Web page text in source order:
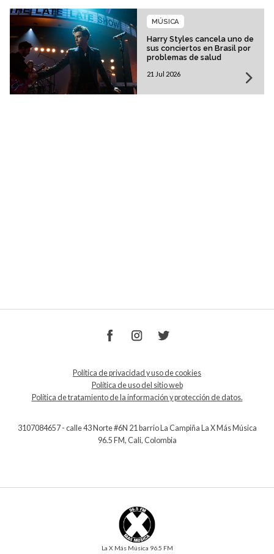
Harry Styles cancela uno de
sus conciertos en Brasil por
problemas de salud
MÚSICA
21 Jul 2026
Política de privacidad y uso de cookies
Política de uso del sitio web
Política de tratamiento de la información y protección de datos.
3107084657 - calle 43 Norte #6N 21 barrio La Campiña La X Más Música
96.5 FM, Cali, Colombia
La X Más Música 96.5 FM